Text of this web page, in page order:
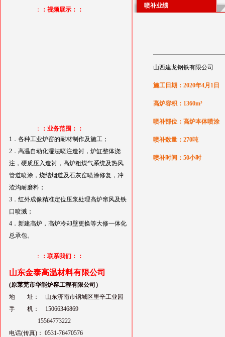
： ：视频展示：：
：
：业务范围：：
1．各种工业炉窑的耐材制作及施工；
2．高温自动化湿法喷注造衬，炉缸整体浇
注，硬质压入造衬，高炉粗煤气系统及热风
管道喷涂，烧结烟道及石灰窑喷涂修复，冲
渣沟耐磨料；
3．红外成像精准定位压浆处理高炉窜风及铁
口喷溅；
4．新建高炉，高炉冷却壁更换等大修一体化
总承包。
： ：联系我们：：
山东金泰高温材料有限公司
(原莱芜市华能炉窑工程有限公司）
地 址： 山东济南市钢城区里辛工业园
手 机： 15066346869
15564773222
电话(传真)： 0531-76470576
喷补业绩
山西建龙钢铁有限公司
施工日期：2020年4月1日
高炉容积：1360m³
喷补部位：高炉本体喷涂
喷补数量：270吨
喷补时间：50小时